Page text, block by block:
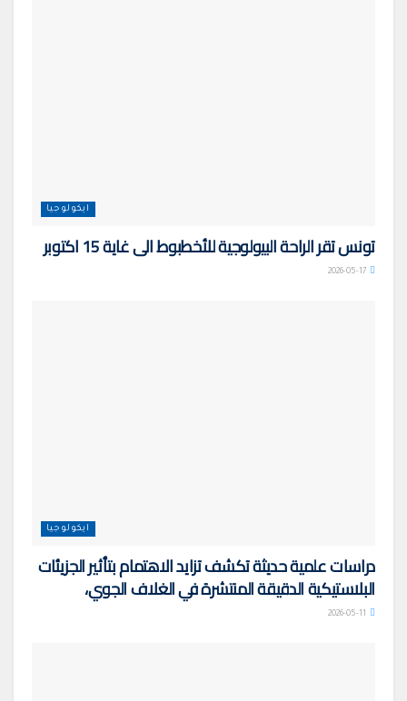
ايكولوجيا
تونس تقر الراحة البيولوجية للأخطبوط الى غاية 15 اكتوبر
ايكولوجيا
دراسات علمية حديثة تكشف تزايد الاهتمام بتأثير الجزيئات
البلاستيكية الدقيقة المنتشرة في الغلاف الجوي،